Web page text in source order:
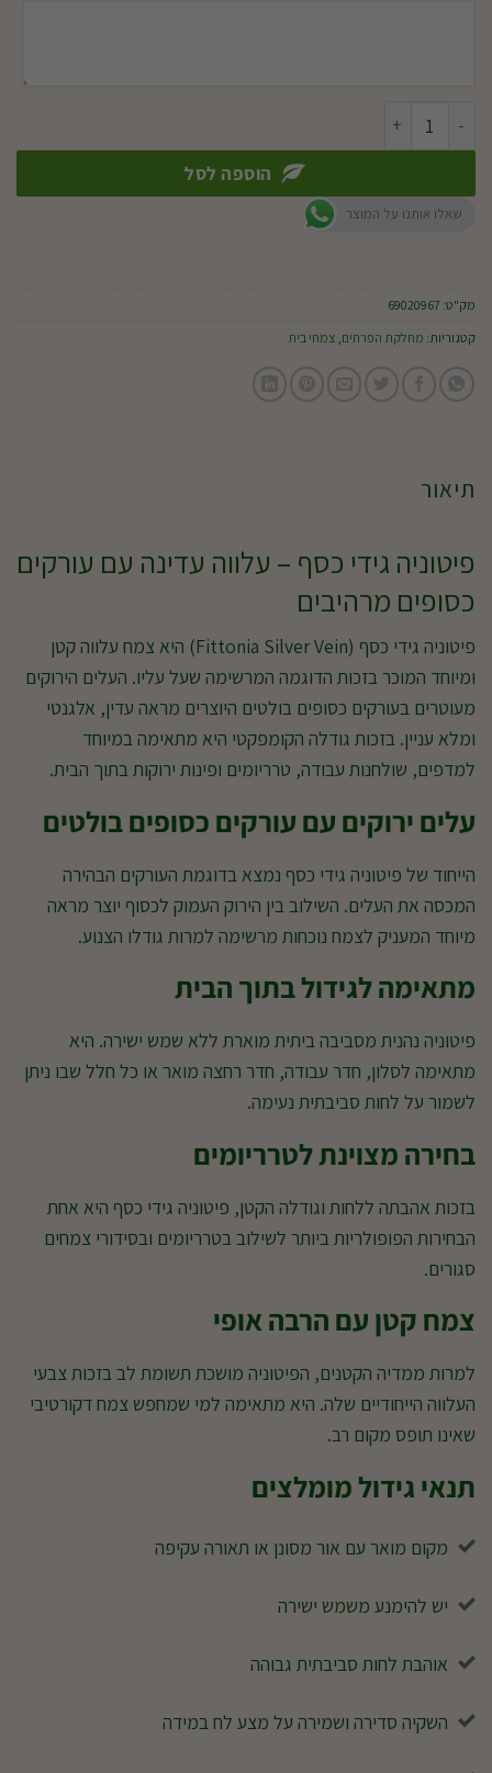
כמות של פיטוניה גידי כסף ע.9
הוספה לסל
שאלו אותנו על המוצר
מק"ט:69020967
קטגוריות: מחלקת הפרחים,צמחי בית
תיאור
פיטוניה גידי כסף – עלווה עדינה עם עורקים
כסופים מרהיבים
פיטוניה גידי כסף (Fittonia Silver Vein) היא צמח עלווה קטן
ומיוחד המוכר בזכות הדוגמה המרשימה שעל עליו. העלים הירוקים
מעוטרים בעורקים כסופים בולטים היוצרים מראה עדין, אלגנטי
ומלא עניין. בזכות גודלה הקומפקטי היא מתאימה במיוחד
למדפים, שולחנות עבודה, טרריומים ופינות ירוקות בתוך הבית.
עלים ירוקים עם עורקים כסופים בולטים
הייחוד של פיטוניה גידי כסף נמצא בדוגמת העורקים הבהירה
המכסה את העלים. השילוב בין הירוק העמוק לכסוף יוצר מראה
מיוחד המעניק לצמח נוכחות מרשימה למרות גודלו הצנוע.
מתאימה לגידול בתוך הבית
פיטוניה נהנית מסביבה ביתית מוארת ללא שמש ישירה. היא
מתאימה לסלון, חדר עבודה, חדר רחצה מואר או כל חלל שבו ניתן
לשמור על לחות סביבתית נעימה.
בחירה מצוינת לטרריומים
בזכות אהבתה ללחות וגודלה הקטן, פיטוניה גידי כסף היא אחת
הבחירות הפופולריות ביותר לשילוב בטרריומים ובסידורי צמחים
סגורים.
צמח קטן עם הרבה אופי
למרות ממדיה הקטנים, הפיטוניה מושכת תשומת לב בזכות צבעי
העלווה הייחודיים שלה. היא מתאימה למי שמחפש צמח דקורטיבי
שאינו תופס מקום רב.
תנאי גידול מומלצים
מקום מואר עם אור מסונן או תאורה עקיפה
יש להימנע משמש ישירה
אוהבת לחות סביבתית גבוהה
השקיה סדירה ושמירה על מצע לח במידה